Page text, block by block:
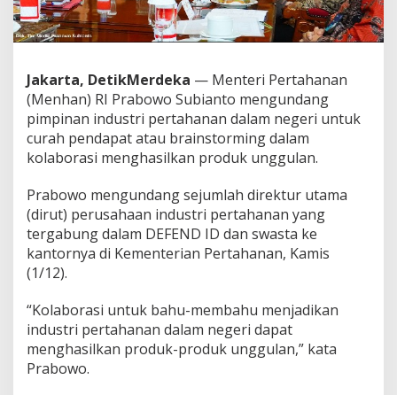
a
s
i
n
d
u
s
r
e
r
t
a
a
n
u
Jakarta, DetikMerdeka — Menteri Pertahanan
(Menhan) RI Prabowo Subianto mengundang
pimpinan industri pertahanan dalam negeri untuk
curah pendapat atau brainstorming dalam
kolaborasi menghasilkan produk unggulan.
Prabowo mengundang sejumlah direktur utama
(dirut) perusahaan industri pertahanan yang
tergabung dalam DEFEND ID dan swasta ke
kantornya di Kementerian Pertahanan, Kamis
(1/12).
“Kolaborasi untuk bahu-membahu menjadikan
industri pertahanan dalam negeri dapat
menghasilkan produk-produk unggulan,” kata
Prabowo.